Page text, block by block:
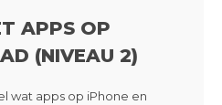
APPS OP
(NIVEAU 2)
wat apps op iPhone en